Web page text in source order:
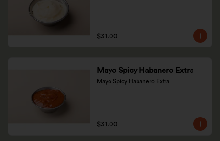
$31.00
Mayo Spicy Habanero Extra
Mayo Spicy Habanero Extra
$31.00